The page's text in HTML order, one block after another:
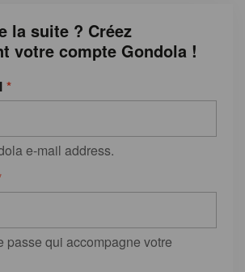
la suite ? Créez
votre compte Gondola !
e-mail address.
passe qui accompagne votre